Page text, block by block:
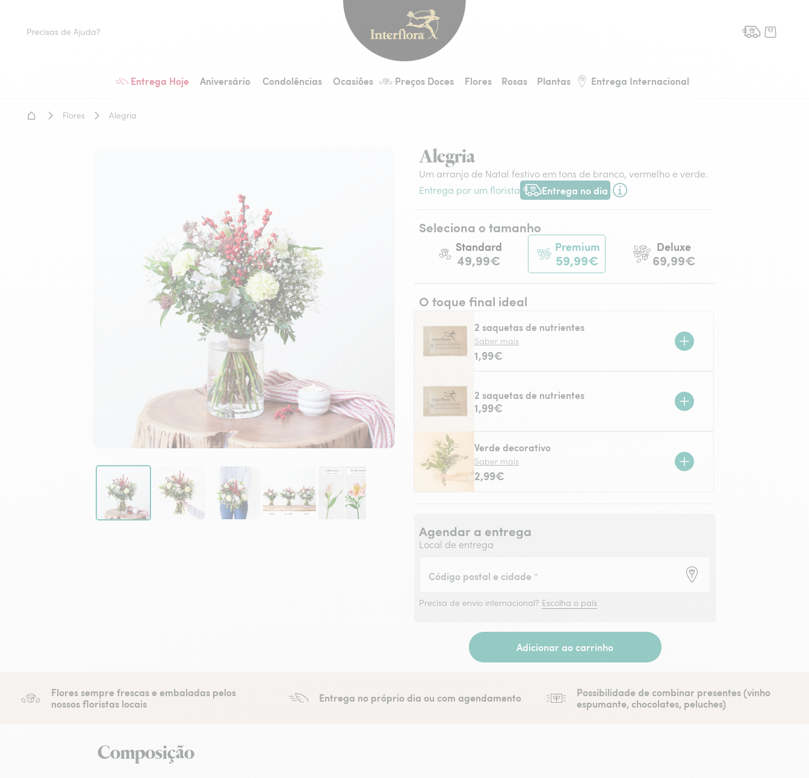
Entrega Hoje Aniversário Condolências Ocasiões Preços Doces Flores Rosas Plantas Entrega Internacional
Precisas de Ajuda?
Home - Entrega de flores
Flores Alegria
Alegria
Um arranjo de Natal festivo em tons de branco, vermelho e verde.
Entrega por um florista
Entrega no dia
Entrega hoje ou na data à tua escolha.
Seleciona o tamanho
Standard
49,99€
Premium
59,99€
Deluxe
69,99€
O toque final ideal
2 saquetas de nutrientes
Saber mais
1,99€
2 saquetas de nutrientes
1,99€
Verde decorativo
Saber mais
2,99€
Agendar a entrega
Local de entrega
Código postal e cidade *
Precisa de envio internacional? Escolha o país
Adicionar ao carrinho
Flores sempre frescas e embaladas pelos
nossos floristas locais
Entrega no próprio dia ou com agendamento
Possibilidade de combinar presentes (vinho
espumante, chocolates, peluches)
Composição